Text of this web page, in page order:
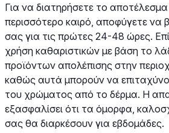
Για να διατηρήσετε το
περισσότερο καιρό, αποφύγετε να
σας για τις πρώτες 24-48 ώρες.
χρήση καθαριστικών με βάση το
προϊόντων απολέπισης στην
καθώς αυτά μπορούν να
του χρώματος από το δέρμα. Η
εξασφαλίσει ότι τα όμορφα,
σας θα διαρκέσουν για εβδομάδες.